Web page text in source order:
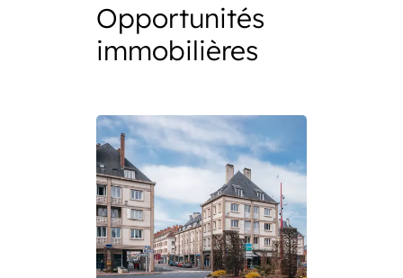
Opportunités
immobilières